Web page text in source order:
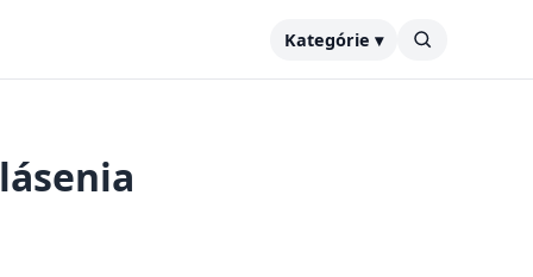
Kategórie ▾